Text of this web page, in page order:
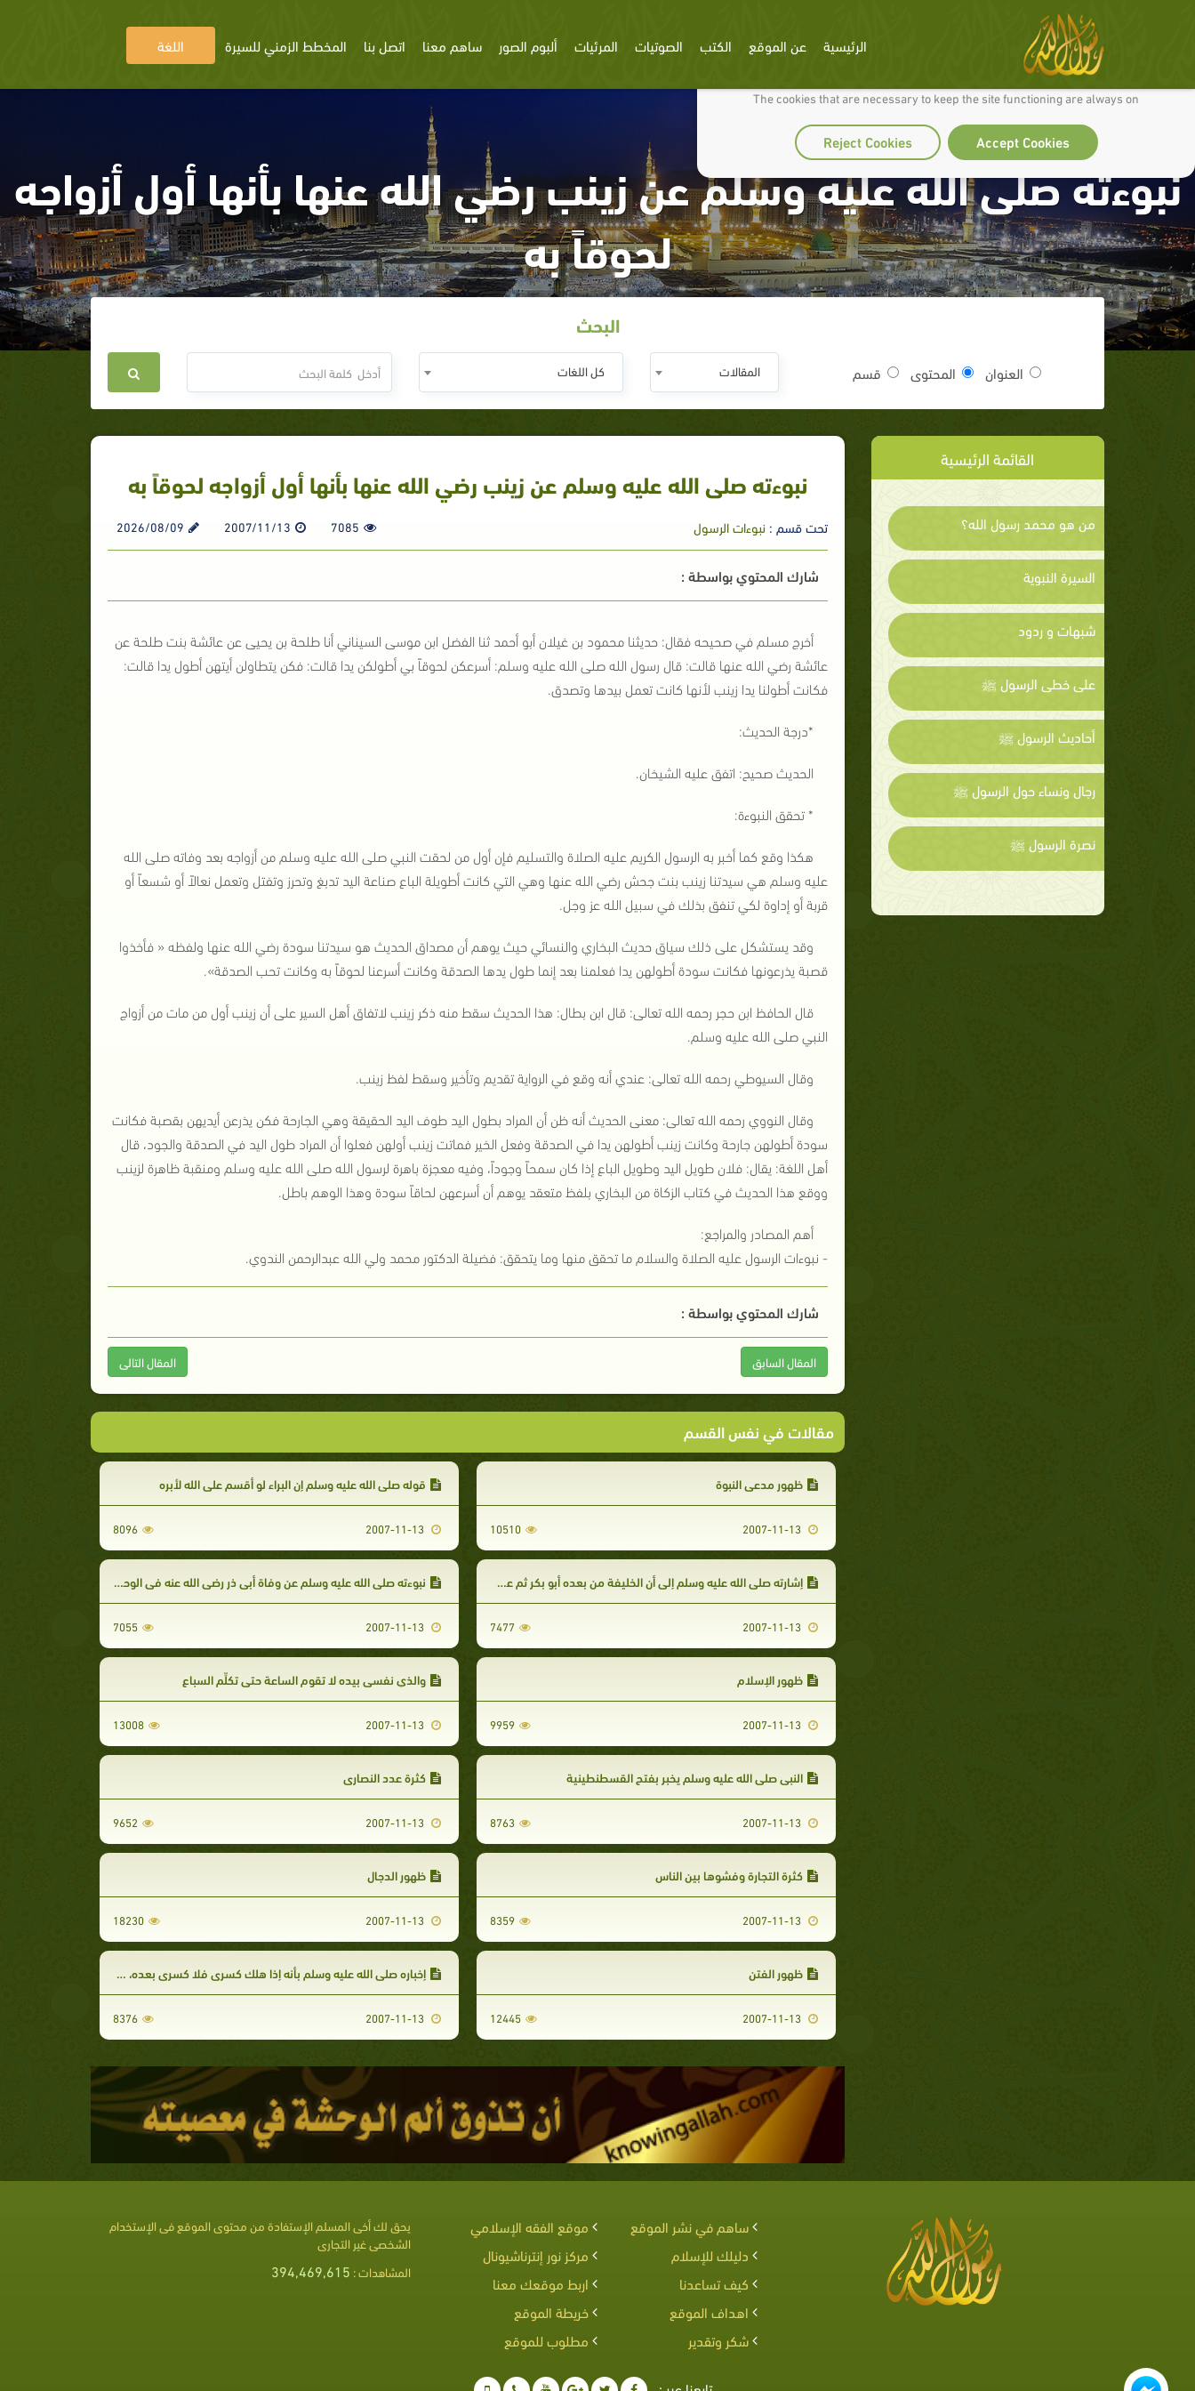
We use cookies to make our site work well for you and so we can continually improve it.
The cookies that are necessary to keep the site functioning are always on
Accept Cookies
Reject Cookies
الرئيسية عن الموقع الكتب الصوتيات المرئيات ألبوم الصور ساهم معنا اتصل بنا المخطط الزمني للسيرة اللغة
نبوءته صلى الله عليه وسلم عن زينب رضي الله عنها بأنها أول أزواجه
لحوقاً به
البحث
العنوان المحتوى قسم المقالات كل اللغات
القائمة الرئيسية
من هو محمد رسول الله؟
السيرة النبوية
شبهات و ردود
على خطى الرسول ﷺ
أحاديث الرسول ﷺ
رجال ونساء حول الرسول ﷺ
نصرة الرسول ﷺ
نبوءته صلى الله عليه وسلم عن زينب رضي الله عنها بأنها أول أزواجه لحوقاً به
تحت قسم : نبوءات الرسول 7085
2007/11/13
2026/08/09
شارك المحتوي بواسطة :
أخرج مسلم في صحيحه فقال: حديثنا محمود بن غيلان أبو أحمد ثنا الفضل ابن موسى السيناني أنا طلحة بن يحيى عن عائشة بنت طلحة عن
عائشة رضي الله عنها قالت: قال رسول الله صلى الله عليه وسلم: أسرعكن لحوقاً بي أطولكن يدا قالت: فكن يتطاولن أيتهن أطول يدا قالت:
فكانت أطولنا يدا زينب لأنها كانت تعمل بيدها وتصدق.
*درجة الحديث:
الحديث صحيح: اتفق عليه الشيخان.
* تحقق النبوءة:
هكذا وقع كما أخبر به الرسول الكريم عليه الصلاة والتسليم فإن أول من لحقت النبي صلى الله عليه وسلم من أزواجه بعد وفاته صلى الله
عليه وسلم هي سيدتنا زينب بنت جحش رضي الله عنها وهي التي كانت أطويلة الباع صناعة اليد تدبغ وتحرز وتفتل وتعمل نعالاً أو شسعاً أو
قربة أو إداوة لكي تنفق بذلك في سبيل الله عز وجل.
وقد يستشكل على ذلك سياق حديث البخاري والنسائي حيث يوهم أن مصداق الحديث هو سيدتنا سودة رضي الله عنها ولفظه « فأخذوا
قصبة يذرعونها فكانت سودة أطولهن يدا فعلمنا بعد إنما طول يدها الصدقة وكانت أسرعنا لحوقاً به وكانت تحب الصدقة».
قال الحافظ ابن حجر رحمه الله تعالى: قال ابن بطال: هذا الحديث سقط منه ذكر زينب لاتفاق أهل السير على أن زينب أول من مات من أزواج
النبي صلى الله عليه وسلم.
وقال السيوطي رحمه الله تعالى: عندي أنه وقع في الرواية تقديم وتأخير وسقط لفظ زينب.
وقال النووي رحمه الله تعالى: معنى الحديث أنه ظن أن المراد بطول اليد طوف اليد الحقيقة وهي الجارحة فكن يذرعن أيديهن بقصبة فكانت
سودة أطولهن جارحة وكانت زينب أطولهن يدا في الصدقة وفعل الخير فماتت زينب أولهن فعلوا أن المراد طول اليد في الصدقة والجود، قال
أهل اللغة: يقال: فلان طويل اليد وطويل الباع إذا كان سمحاً وجوداً، وفيه معجزة باهرة لرسول الله صلى الله عليه وسلم ومنقبة ظاهرة لزينب
ووقع هذا الحديث في كتاب الزكاة من البخاري بلفظ متعقد يوهم أن أسرعهن لحاقاً سودة وهذا الوهم باطل.
أهم المصادر والمراجع:
- نبوءات الرسول عليه الصلاة والسلام ما تحقق منها وما يتحقق: فضيلة الدكتور محمد ولي الله عبدالرحمن الندوي.
شارك المحتوي بواسطة :
المقال السابق المقال التالى
مقالات في نفس القسم
ظهور مدعي النبوة
2007-11-13
10510
قوله صلى الله عليه وسلم إن البراء لو أقسم على الله لأبره
2007-11-13
8096
إشارته صلى الله عليه وسلم إلى أن الخليفة من بعده أبو بكر ثم عمر، وإشارته إلى قصر خلافة الصديق
2007-11-13
7477
نبوءته صلى الله عليه وسلم عن وفاة أبي ذر رضي الله عنه في الوحدة
2007-11-13
7055
ظهور الإسلام
2007-11-13
9959
والذي نفسي بيده لا تقوم الساعة حتى تكلِّم السباع
2007-11-13
13008
النبي صلى الله عليه وسلم يخبر بفتح القسطنطينية
2007-11-13
8763
كثرة عدد النصارى
2007-11-13
9652
كثرة التجارة وفشوها بين الناس
2007-11-13
8359
ظهور الدجال
2007-11-13
18230
ظهور الفتن
2007-11-13
12445
إخباره صلى الله عليه وسلم بأنه إذا هلك كسرى فلا كسرى بعده، وإذا هلك قيصر فلا قيصر بعده
2007-11-13
8376
ساهم في نشر الموقع
موقع الفقه الإسلامي
دليلك للإسلام
مركز نور إنترناشيونال
كيف تساعدنا
اربط موقعك معنا
اهداف الموقع
خريطة الموقع
شكر وتقدير
مطلوب للموقع
يحق لك أخى المسلم الإستفادة من محتوى الموقع فى الإستخدام
الشخصى غير التجارى
المشاهدات : 394,469,615